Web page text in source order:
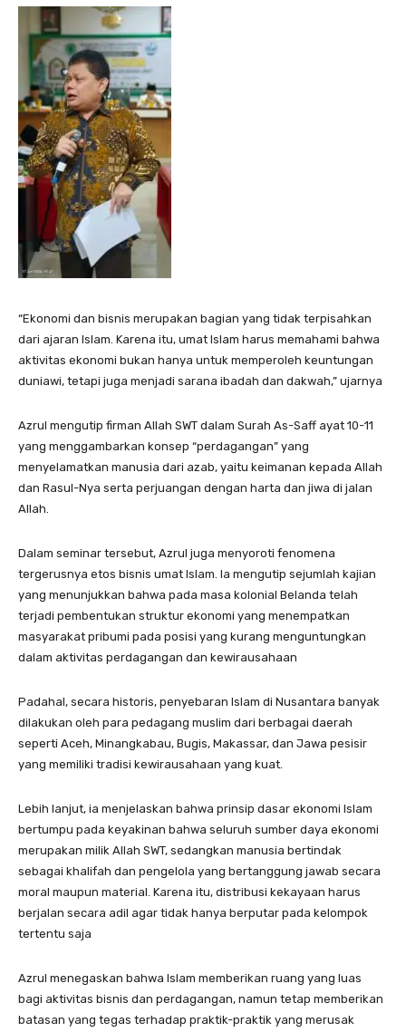
“Ekonomi dan bisnis merupakan bagian yang tidak terpisahkan
dari ajaran Islam. Karena itu, umat Islam harus memahami bahwa
aktivitas ekonomi bukan hanya untuk memperoleh keuntungan
duniawi, tetapi juga menjadi sarana ibadah dan dakwah,” ujarnya
Azrul mengutip firman Allah SWT dalam Surah As-Saff ayat 10-11
yang menggambarkan konsep “perdagangan” yang
menyelamatkan manusia dari azab, yaitu keimanan kepada Allah
dan Rasul-Nya serta perjuangan dengan harta dan jiwa di jalan
Allah.
Dalam seminar tersebut, Azrul juga menyoroti fenomena
tergerusnya etos bisnis umat Islam. Ia mengutip sejumlah kajian
yang menunjukkan bahwa pada masa kolonial Belanda telah
terjadi pembentukan struktur ekonomi yang menempatkan
masyarakat pribumi pada posisi yang kurang menguntungkan
dalam aktivitas perdagangan dan kewirausahaan
Padahal, secara historis, penyebaran Islam di Nusantara banyak
dilakukan oleh para pedagang muslim dari berbagai daerah
seperti Aceh, Minangkabau, Bugis, Makassar, dan Jawa pesisir
yang memiliki tradisi kewirausahaan yang kuat.
Lebih lanjut, ia menjelaskan bahwa prinsip dasar ekonomi Islam
bertumpu pada keyakinan bahwa seluruh sumber daya ekonomi
merupakan milik Allah SWT, sedangkan manusia bertindak
sebagai khalifah dan pengelola yang bertanggung jawab secara
moral maupun material. Karena itu, distribusi kekayaan harus
berjalan secara adil agar tidak hanya berputar pada kelompok
tertentu saja
Azrul menegaskan bahwa Islam memberikan ruang yang luas
bagi aktivitas bisnis dan perdagangan, namun tetap memberikan
batasan yang tegas terhadap praktik-praktik yang merusak